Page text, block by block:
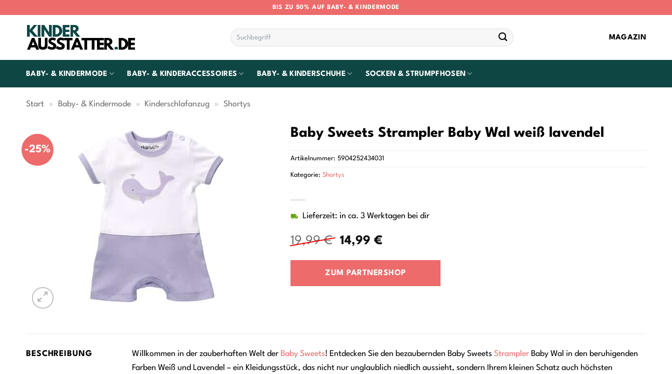
springen
BIS ZU 50% AUF BABY- & KINDERMODE
Suchen
nach:
MAGAZIN
BABY- & KINDERMODE BABY- & KINDERACCESSOIRES BABY- & KINDERSCHUHE SOCKEN & STRUMPFHOSEN
Start » Baby- & Kindermode » Kinderschlafanzug » Shortys
-25%
Baby Sweets Strampler Baby Wal weiß lavendel
19,99€
Ursprünglicher
war:
14,99€Aktueller
ist:
14,99 €.
Lieferzeit: in ca. 3 Werktagen bei dir
ZUM PARTNERSHOP
Artikelnummer:5904252434031
Kategorie:Shortys
BESCHREIBUNG Willkommen in der zauberhaften Welt der Baby Sweets! Entdecken Sie den bezaubernden Baby Sweets StramplerBaby Wal in den beruhigenden
Farben Weiß und Lavendel – ein Kleidungsstück, das nicht nur unglaublich niedlich aussieht, sondern Ihrem kleinen Schatz auch höchsten